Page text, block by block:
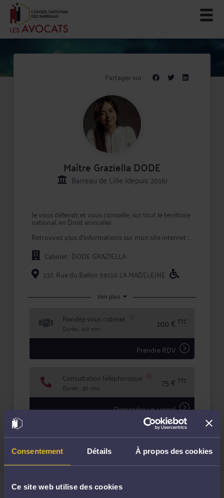
Consentement Détails À propos des cookies
Ce site web utilise des cookies
Partager sur :
Maître Graziella DODE
Barreau de Lille (depuis 2016)
Je vous défends et vous conseille, sur tout le territoire
national, en Droit animalier.
Retrouvez plus d'informations sur mon site internet :
www.dode-avocat.fr
Cabinet : DODE GRAZIELLA
237, Rue du Ballon 59110 LA MADELEINE
Voir plus
Rendez-vous cabinet
Durée : 60 min 100 € TTC
Prendre RDV
Consultation téléphonique
Durée : 30 min 75 € TTC
Demander un rappel
Question simple
Réponse concise à votre question (moins
de 1.000 caractères)
100 €
TTC